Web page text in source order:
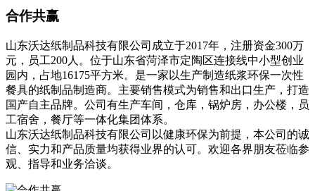
合作共赢
山东沃达纸制品科技有限公司成立于2017年，注册资金300万
元，员工200人。位于山东省菏泽市定陶区连接线中小型创业
园内，占地16175平方米。是一家以生产制造纸浆环保一次性
餐具的纸制品制造商。主要销售模式为销售和出口生产，打造
国产自主品牌。公司有生产车间，仓库，锅炉房，办公楼，员
工宿舍，餐厅等一体化集团体系。
山东沃达纸制品科技有限公司以健康环保为前提，本公司的诚
信、实力和产品质量均获得业界的认可。欢迎各界朋友莅临参
观、指导和业务洽谈。